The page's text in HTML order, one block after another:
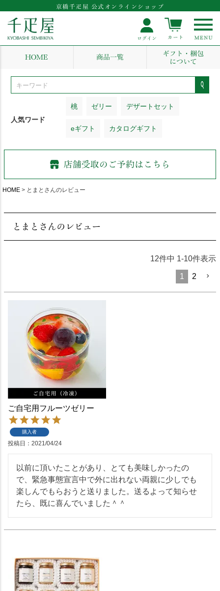
京橋千疋屋 公式オンラインショップ
HOME 商品一覧
ギフト・梱包
について
人気ワード
桃 ゼリー デザートセット
eギフト カタログギフト
HOME とまとさんのレビュー
とまとさんのレビュー
12件中 1-10件表示
1 2
ご自宅用フルーツゼリー
購入者
投稿日 2021/04/24
以前に頂いたことがあり、とても美味しかったの
で、緊急事態宣言中で外に出れない両親に少しでも
楽しんでもらおうと送りました。送るよって知らせ
たら、既に喜んでいました＾＾